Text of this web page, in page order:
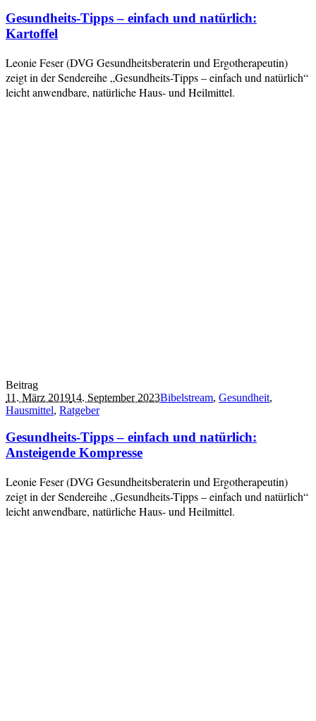
Gesundheits-Tipps – einfach und natürlich:
Kartoffel
Leonie Feser (DVG Gesundheitsberaterin und Ergotherapeutin)
zeigt in der Sendereihe „Gesundheits-Tipps – einfach und natürlich“
leicht anwendbare, natürliche Haus- und Heilmittel.
Beitrag
11. März 201914. September 2023Bibelstream, Gesundheit,
Hausmittel, Ratgeber
Gesundheits-Tipps – einfach und natürlich:
Ansteigende Kompresse
Leonie Feser (DVG Gesundheitsberaterin und Ergotherapeutin)
zeigt in der Sendereihe „Gesundheits-Tipps – einfach und natürlich“
leicht anwendbare, natürliche Haus- und Heilmittel.